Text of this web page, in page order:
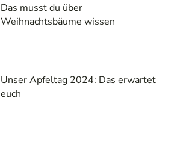
Das musst du über
Weihnachtsbäume wissen
Unser Apfeltag 2024: Das erwartet
euch